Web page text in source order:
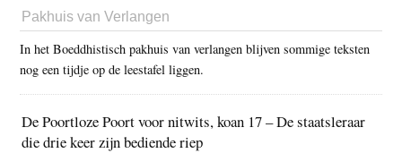
Pakhuis van Verlangen
In het Boeddhistisch pakhuis van verlangen blijven sommige teksten
nog een tijdje op de leestafel liggen.
De Poortloze Poort voor nitwits, koan 17 – De staatsleraar
die drie keer zijn bediende riep